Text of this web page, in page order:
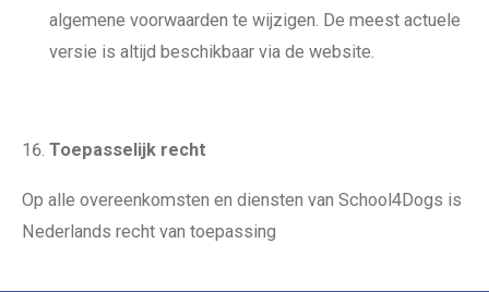
algemene voorwaarden te wijzigen. De meest actuele
versie is altijd beschikbaar via de website.
Toepasselijk recht
Op alle overeenkomsten en diensten van School4Dogs is
Nederlands recht van toepassing